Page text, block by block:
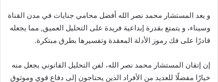
و يعد المستشار محمد نصر الله أفضل محامي جنايات في مدن القناة
وسيناء، و يتمتع بقدرة إبداعية فريدة على التحليل العميق, مما يجعله
قادرًا على فك رموز الأدلة المعقدة وتفسيرها بطرق مبتكرة.
إن إتقان المستشار محمد نصر الله، لفن التحليل القانوني يجعل منه
خيارًا مفضلًا للعديد من الأفراد الذين يحتاجون إلى دفاع قوي وموثوق